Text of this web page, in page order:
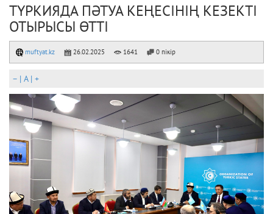
ТҮРКИЯДА ПӘТУА КЕҢЕСІНІҢ КЕЗЕКТІ
ОТЫРЫСЫ ӨТТІ
muftyat.kz 26.02.2025 1641 0 пікір
– | A| +